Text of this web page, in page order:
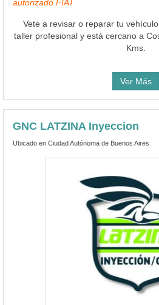
autorizado FIAT
Vete a revisar o reparar tu
taller profesional y está cercano a
Kms.
Ver Más
GNC LATZINA Inyeccion
Ubicado en Ciudad Autónoma de Buenos Aires